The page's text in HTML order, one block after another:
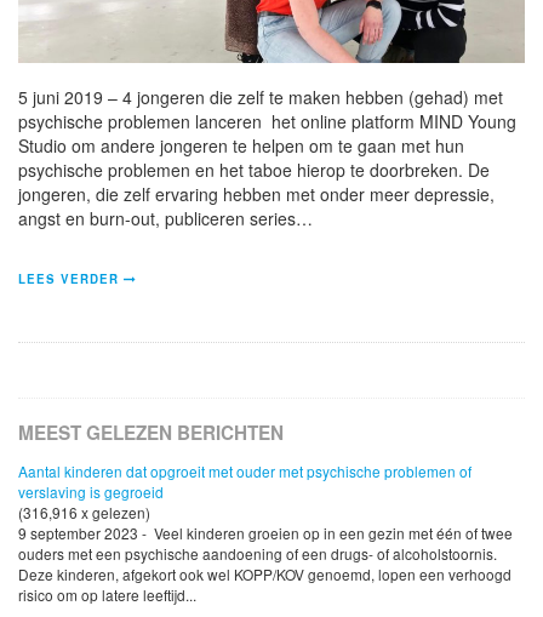
5 juni 2019 – 4 jongeren die zelf te maken hebben (gehad) met
psychische problemen lanceren het online platform MIND Young
Studio om andere jongeren te helpen om te gaan met hun
psychische problemen en het taboe hierop te doorbreken. De
jongeren, die zelf ervaring hebben met onder meer depressie,
angst en burn-out, publiceren series…
LEES VERDER
MEEST GELEZEN BERICHTEN
Aantal kinderen dat opgroeit met ouder met psychische problemen of
verslaving is gegroeid
(316,916 x gelezen)
9 september 2023 - Veel kinderen groeien op in een gezin met één of twee
ouders met een psychische aandoening of een drugs- of alcoholstoornis.
Deze kinderen, afgekort ook wel KOPP/KOV genoemd, lopen een verhoogd
risico om op latere leeftijd...